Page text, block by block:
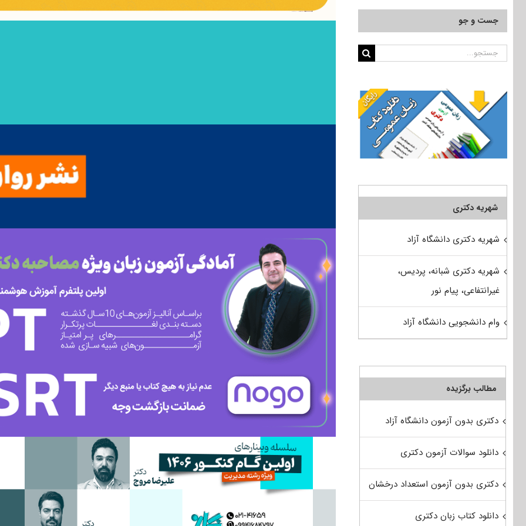
جست و جو
جستجو
شهریه دکتری
شهریه دکتری دانشگاه آزاد
شهریه دکتری شبانه، پردیس،
غیرانتفاعی، پیام نور
وام دانشجویی دانشگاه آزاد
مطالب برگزیده
دکتری بدون آزمون دانشگاه آزاد
دانلود سوالات آزمون دکتری
دکتری بدون آزمون استعداد درخشان
دانلود کتاب زبان دکتری